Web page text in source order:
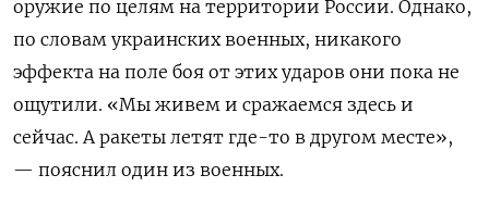
оружие по целям на территории России. Однако,
по словам украинских военных, никакого
эффекта на поле боя от этих ударов они пока не
ощутили. «Мы живем и сражаемся здесь и
сейчас. А ракеты летят где-то в другом месте»,
— пояснил один из военных.